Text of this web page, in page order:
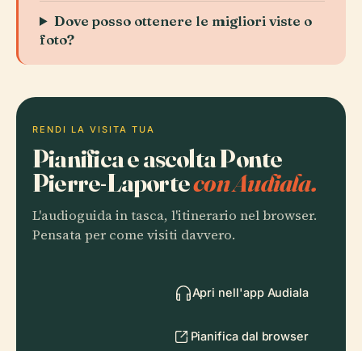
Dove posso ottenere le migliori viste o
foto?
RENDI LA VISITA TUA
Pianifica e ascolta Ponte
Pierre-Laportecon Audiala.
L'audioguida in tasca, l'itinerario nel browser.
Pensata per come visiti davvero.
Apri nell'app Audiala
Pianifica dal browser